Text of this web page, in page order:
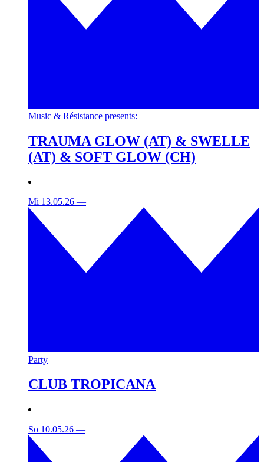
Music & Résistance presents:
TRAUMA GLOW (AT) & SWELLE
(AT) & SOFT GLOW (CH)
Mi 13.05.26 —
Party
CLUB TROPICANA
So 10.05.26 —